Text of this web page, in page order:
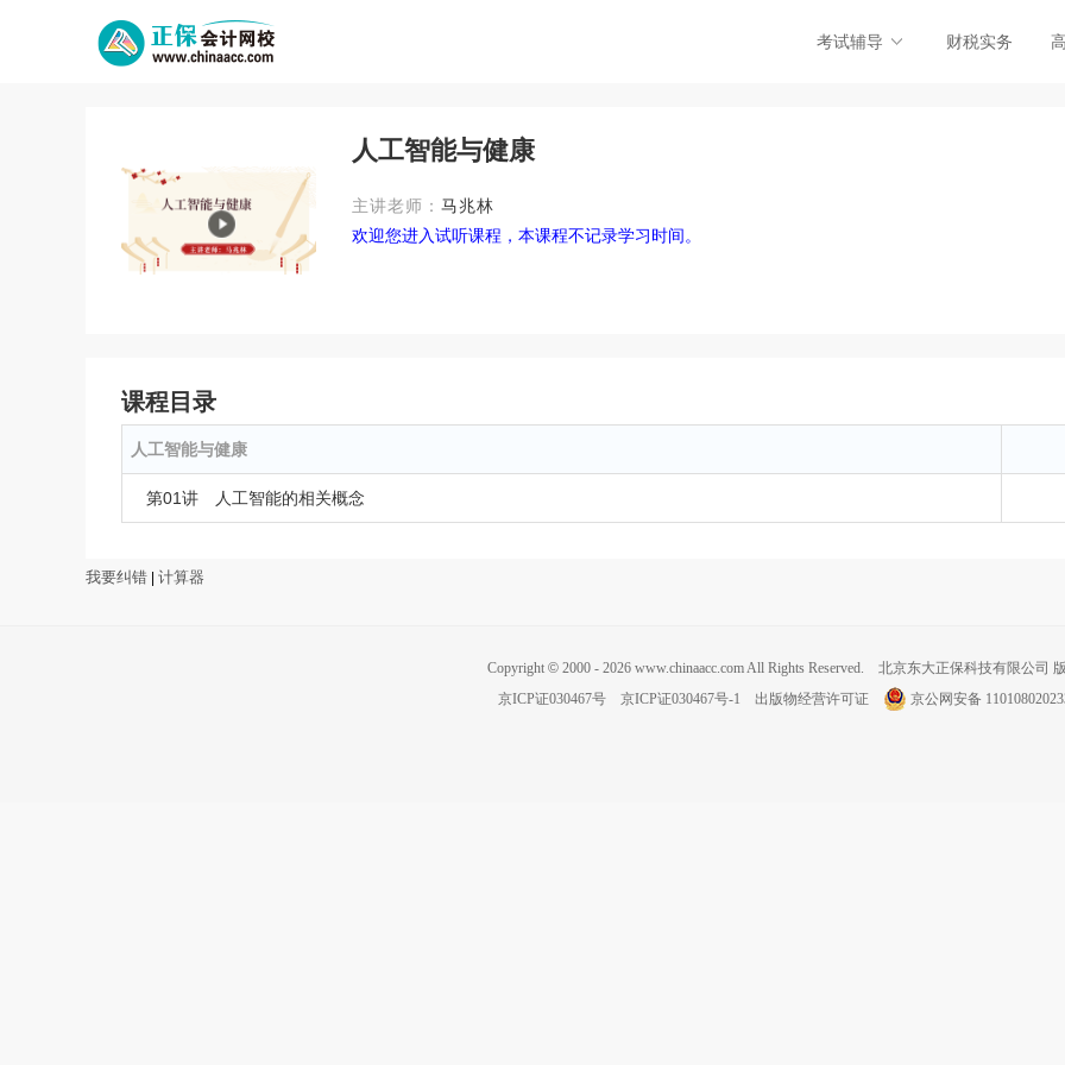
考试辅导 财税实务
人工智能与健康
主讲老师： 马兆林
欢迎您进入试听课程，本课程不记录学习时间。
课程目录
人工智能与健康
第01讲 人工智能的相关概念
我要纠错 计算器
Copyright © 2000 - 2026 www.chinaacc.com All Rights Reserved. 北京东大正保科技有限公司
京ICP证030467号
京ICP证030467号-1 出版物经营许可证 京公网安备